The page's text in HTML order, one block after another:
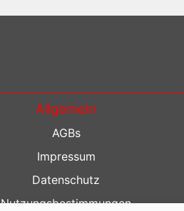
Allgemein
AGBs
Impressum
Datenschutz
Nutzungsbestimmungen